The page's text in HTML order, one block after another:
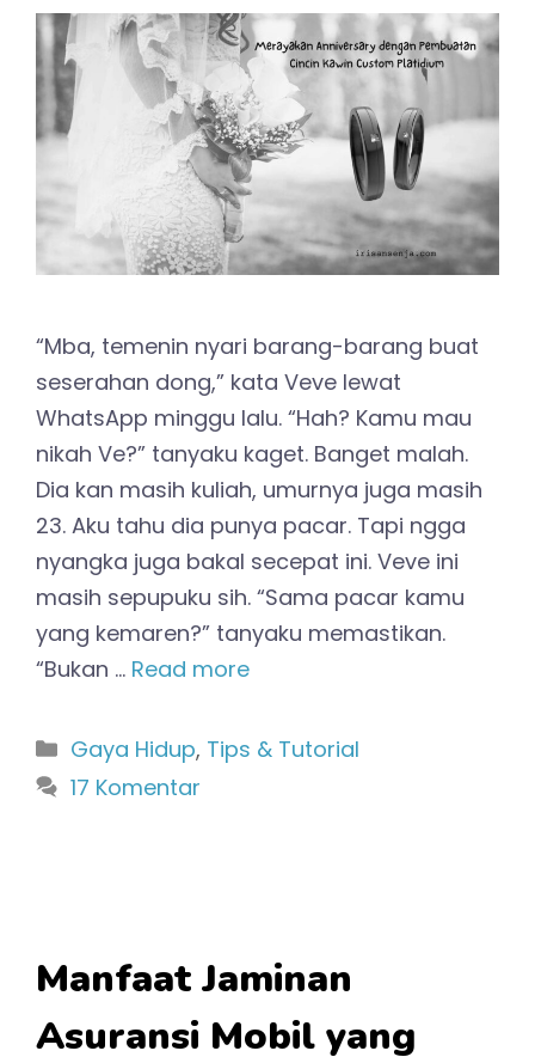
“Mba, temenin nyari barang-barang buat
seserahan dong,” kata Veve lewat
WhatsApp minggu lalu. “Hah? Kamu mau
nikah Ve?” tanyaku kaget. Banget malah.
Dia kan masih kuliah, umurnya juga masih
23. Aku tahu dia punya pacar. Tapi ngga
nyangka juga bakal secepat ini. Veve ini
masih sepupuku sih. “Sama pacar kamu
yang kemaren?” tanyaku memastikan.
“Bukan … Read more
Kategori
Gaya Hidup, Tips & Tutorial
17 Komentar
Manfaat Jaminan
Asuransi Mobil yang